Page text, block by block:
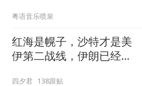
粤语音乐喷泉
红海是幌子，沙特才是美
伊第二战线，伊朗已经输
四夕君 138跟贴